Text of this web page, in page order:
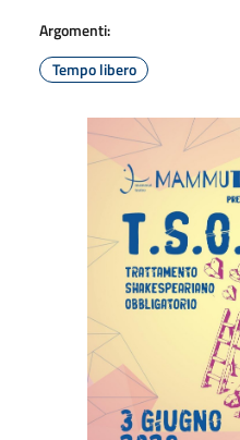
Argomenti:
Tempo libero